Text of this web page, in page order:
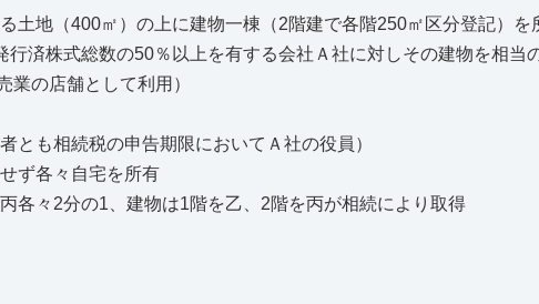
土地（400㎡）の上に建物一棟（2階建で各階250㎡区分登記）を
済株式総数の50％以上を有する会社Ａ社に対しその建物を相当
業の店舗として利用）
も相続税の申告期限においてＡ社の役員）
ず各々自宅を所有
各々2分の1、建物は1階を乙、2階を丙が相続により取得